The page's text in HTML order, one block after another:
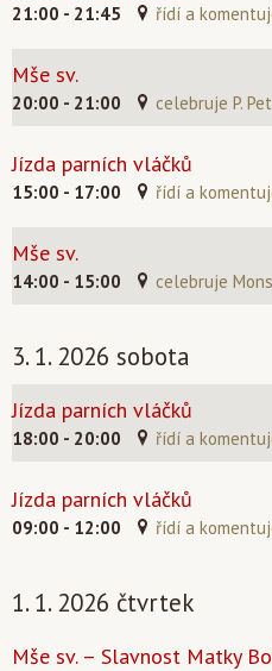
21:00 - 21:45 řídí a
Mše sv.
20:00 - 21:00 celebruje P.
Jízda parních vláčků
15:00 - 17:00 řídí a
Mše sv.
14:00 - 15:00 celebruje
3. 1. 2026 sobota
Jízda parních vláčků
18:00 - 20:00 řídí a
Jízda parních vláčků
09:00 - 12:00 řídí a
1. 1. 2026 čtvrtek
Mše sv. – Slavnost Matky